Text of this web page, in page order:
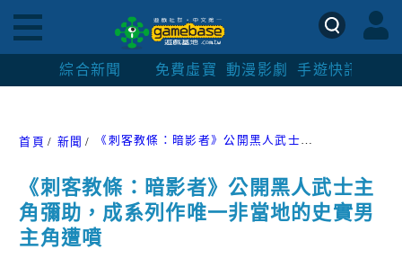
綜合新聞 免費虛寶 動漫影劇 手遊快訊
首頁 新聞 《刺客教條：暗影者》公開黑人武士主角彌助，成系列作唯一非當地的史實男主角遭噴
《刺客教條：暗影者》公開黑人武士主
角彌助，成系列作唯一非當地的史實男
主角遭噴